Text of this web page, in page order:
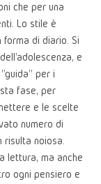
che per una
Lo stile è
di diario. Si
e
per i
fase, per
e le scelte
numero di
noiosa.
lettura, ma anche
ogni pensiero e